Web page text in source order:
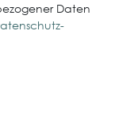
Daten